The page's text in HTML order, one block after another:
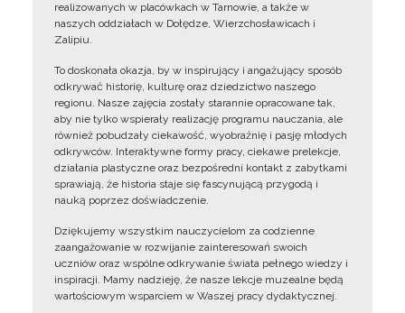
realizowanych w placówkach w Tarnowie, a także w
naszych oddziałach w Dołędze, Wierzchosławicach i
Zalipiu.
To doskonała okazja, by w inspirujący i angażujący sposób
odkrywać historię, kulturę oraz dziedzictwo naszego
regionu. Nasze zajęcia zostały starannie opracowane tak,
aby nie tylko wspierały realizację programu nauczania, ale
również pobudzały ciekawość, wyobraźnię i pasję młodych
odkrywców. Interaktywne formy pracy, ciekawe prelekcje,
działania plastyczne oraz bezpośredni kontakt z zabytkami
sprawiają, że historia staje się fascynującą przygodą i
nauką poprzez doświadczenie.
Dziękujemy wszystkim nauczycielom za codzienne
zaangażowanie w rozwijanie zainteresowań swoich
uczniów oraz wspólne odkrywanie świata pełnego wiedzy i
inspiracji. Mamy nadzieję, że nasze lekcje muzealne będą
wartościowym wsparciem w Waszej pracy dydaktycznej.